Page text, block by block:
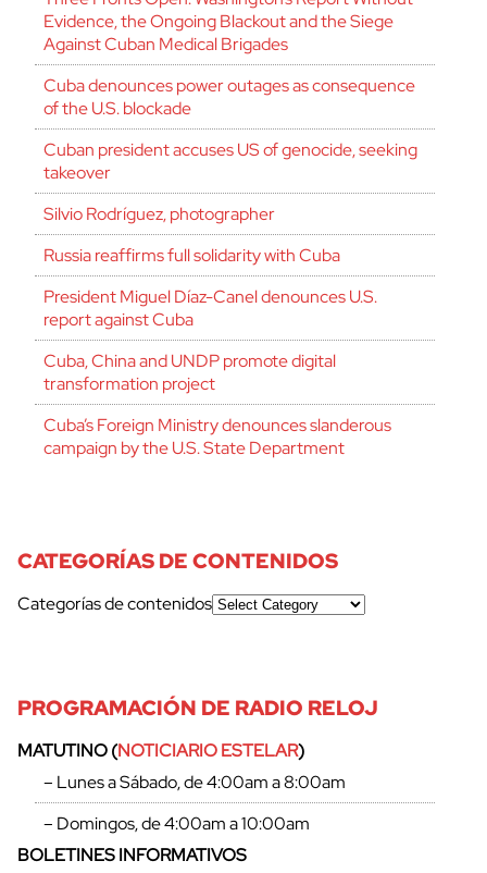
Evidence, the Ongoing Blackout and the Siege
Against Cuban Medical Brigades
Cuba denounces power outages as consequence
of the U.S. blockade
Cuban president accuses US of genocide, seeking
takeover
Silvio Rodríguez, photographer
Russia reaffirms full solidarity with Cuba
President Miguel Díaz-Canel denounces U.S.
report against Cuba
Cuba, China and UNDP promote digital
transformation project
Cuba’s Foreign Ministry denounces slanderous
campaign by the U.S. State Department
CATEGORÍAS DE CONTENIDOS
Categorías de contenidos
PROGRAMACIÓN DE RADIO RELOJ
MATUTINO (NOTICIARIO ESTELAR)
– Lunes a Sábado, de 4:00am a 8:00am
– Domingos, de 4:00am a 10:00am
BOLETINES INFORMATIVOS